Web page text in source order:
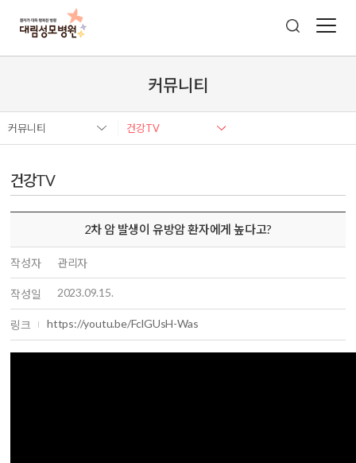
커뮤니티
커뮤니티 건강TV
건강TV
2차 암 발생이 유방암 환자에게 높다고?
작성자 관리자
작성일 2023.09.15.
링크 https://youtu.be/FclGUsH-Was